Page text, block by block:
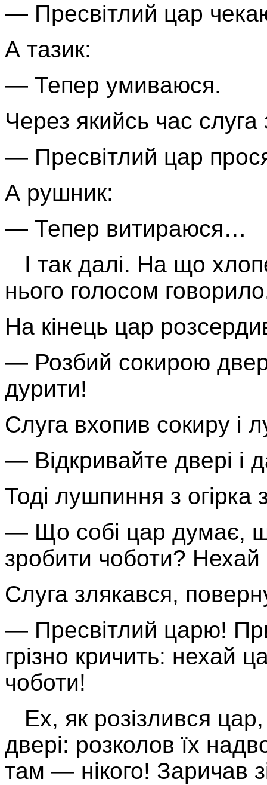
— Пресвітлий цар
А тазик:
— Тепер умиваюся.
Через якийсь час слуга
— Пресвітлий цар
А рушник:
— Тепер витираюся…
І так далі. На що
нього голосом
На кінець цар
— Розбий сокирою
дурити!
Слуга вхопив сокиру і
— Відкривайте двері і
Тоді лушпиння з огірка
— Що собі цар думає,
зробити чоботи?
Слуга злякався,
— Пресвітлий царю!
грізно кричить: нехай
чоботи!
Ех, як розізлився
двері: розколов їх
там — нікого! Заричав